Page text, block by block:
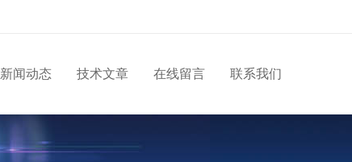
新闻动态 技术文章 在线留言 联系我们